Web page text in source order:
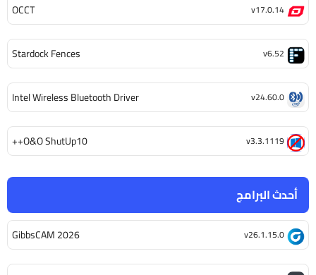
أحدث البرامج
GibbsCAM 2026 v26.1.15.0
OCCT v17.0.14
Stardock Fences v6.52
Intel Wireless Bluetooth Driver v24.60.0
O&O ShutUp10++ v3.3.1119